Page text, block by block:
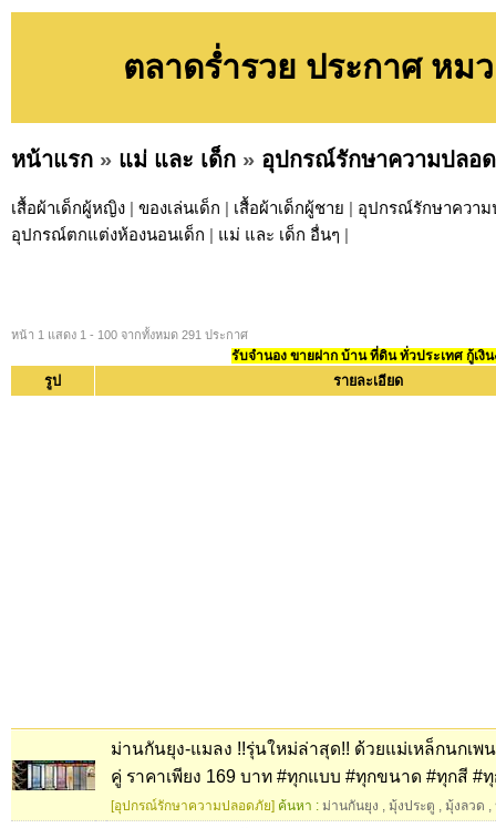
ตลาดร่ำรวย ประกาศ ห
หน้าแรก » แม่ และ เด็ก » อุปกรณ์รักษาความปลอ
เสื้อผ้าเด็กผู้หญิง | ของเล่นเด็ก | เสื้อผ้าเด็กผู้ชาย | อุปกรณ์รักษาควา
อุปกรณ์ตกแต่งห้องนอนเด็ก | แม่ และ เด็ก อื่นๆ |
หน้า 1 แสดง 1 - 100 จากทั้งหมด 291 ประกาศ
รับจำนอง ขายฝาก บ้าน ที่ดิน ทั่วประเทศ กู้เงิ
รูป รายละเอียด
ม่านกันยุง-แมลง !!รุ่นใหม่ล่าสุด!! ด้วยแม่เหล็กนกเพ
คู่ ราคาเพียง 169 บาท ‪#‎ทุกแบบ‬ ‪#‎ทุกขนาด‬ ‪#‎ทุกสี‬ ‪#‎
[อุปกรณ์รักษาความปลอดภัย] ค้นหา : ม่านกันยุง , มุ้งประตู , มุ้งลวด ,